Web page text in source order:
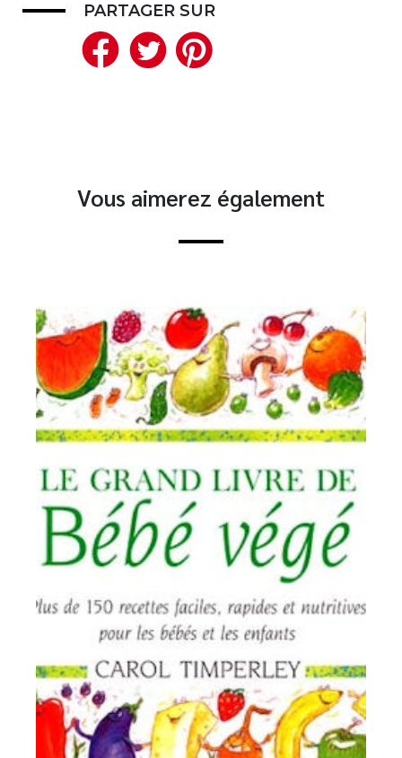
PARTAGER SUR
Facebook
Twitter
Vous aimerez également